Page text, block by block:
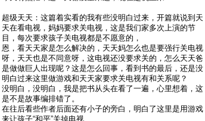
超级天天：这篇着实看的我有些没明白过来，开篇就说到天
天在看电视，妈妈要求关电视，这是我们家多次上演的节
目，每次要求孩子关电视都是不愿意的，
恩，看天天家是怎么解决的，天天妈怎么也是要强行关电视
呀，天天也是不同意呀，这电视还没要求关的，怎么天天爸
是做做巨人出现呢？这是怎么回事，看到书的最后，还是没
明白过来这里做游戏和天天家要求关电视有和关系呢？
没明白，没明白，我是把书从头在看了一遍，心里想着，这
是不是故事编排错了。
在往后看些作者后面还有小子的旁白，明白了这里是用游戏
来让孩子“和平”关掉电视